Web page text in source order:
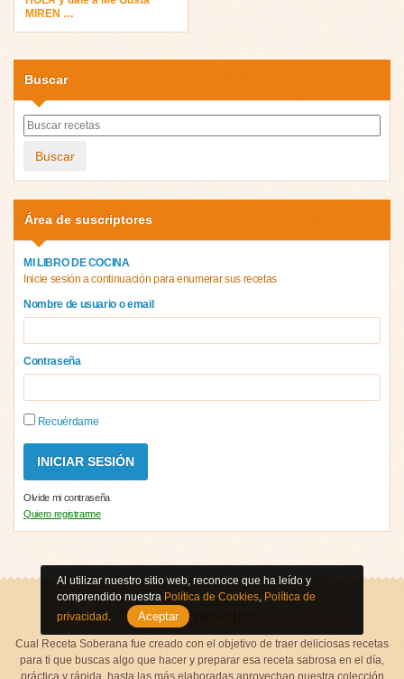
MIREN …
Buscar
Buscar
Área de suscriptores
MI LIBRO DE COCINA
Inicie sesión a continuación para enumerar sus recetas
Nombre de usuario o email
Contraseña
Recuérdame
Olvide mi contraseña
Quiero registrarme
Sobre nosotros
Cual Receta Soberana fue creado con el objetivo de traer deliciosas recetas
para ti que buscas algo que hacer y preparar esa receta sabrosa en el día,
práctica y rápida, hasta las más elaboradas aprovechan nuestra colección
Al utilizar nuestro sitio web, reconoce que ha leído y
comprendido nuestra Política de Cookies Política de
privacidad
Aceptar